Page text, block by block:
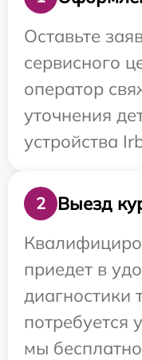
Оставьте
сервисного
оператор
уточнения
устройства
2
Выезд
приедет в
диагностики
потребуется
мы